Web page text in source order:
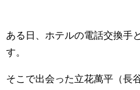
ある日、ホテルの電話交換手
す。
そこで出会った立花萬平（長